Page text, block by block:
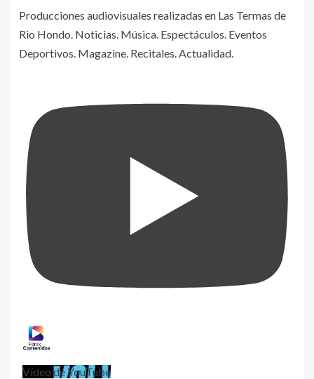
Producciones audiovisuales realizadas en Las Termas de
Rio Hondo. Noticias. Música. Espectáculos. Eventos
Deportivos. Magazine. Recitales. Actualidad.
Vídeo de YouTube